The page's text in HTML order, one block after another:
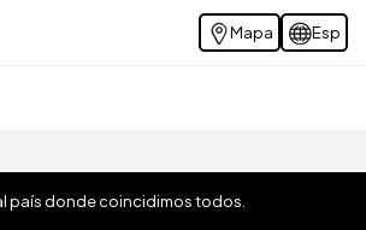
Mapa Esp
país donde coincidimos todos.